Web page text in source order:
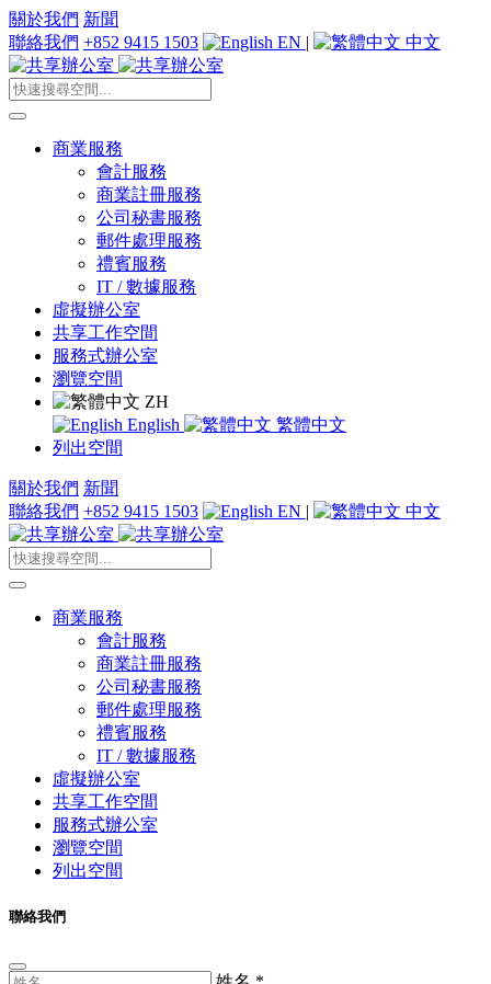
關於我們 新聞
聯絡我們 +852 9415 1503 EN | 中文
商業服務
會計服務
商業註冊服務
公司秘書服務
郵件處理服務
禮賓服務
IT / 數據服務
虛擬辦公室
共享工作空間
服務式辦公室
瀏覽空間
ZH
English
繁體中文
列出空間
關於我們 新聞
聯絡我們 +852 9415 1503 EN | 中文
商業服務
會計服務
商業註冊服務
公司秘書服務
郵件處理服務
禮賓服務
IT / 數據服務
虛擬辦公室
共享工作空間
服務式辦公室
瀏覽空間
列出空間
聯絡我們